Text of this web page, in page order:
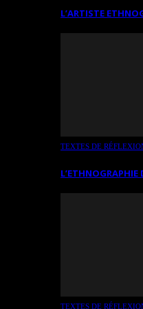
L’ARTISTE
TEXTES DE
L’ETHNOGRAPHIE
TEXTES DE